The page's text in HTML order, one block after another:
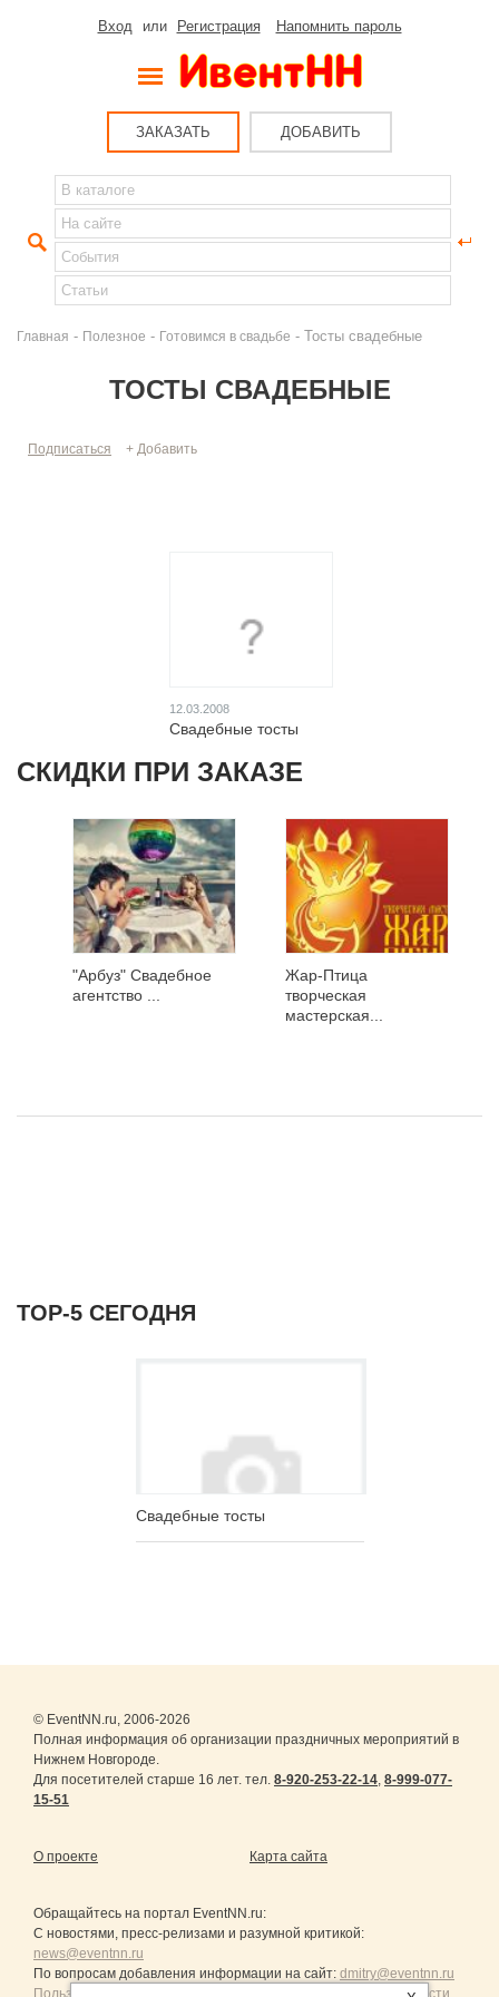
Вход или Регистрация Напомнить пароль
ЗАКАЗАТЬ ДОБАВИТЬ
Главная - Полезное - Готовимся в свадьбе - Тосты свадебные
ТОСТЫ СВАДЕБНЫЕ
Подписаться + Добавить
12.03.2008
Свадебные тосты
СКИДКИ ПРИ ЗАКАЗЕ
"Арбуз" Свадебное
агентство ...
Жар-Птица
творческая
мастерская...
ТОР-5 СЕГОДНЯ
Свадебные тосты
© EventNN.ru, 2006-2026
Полная информация об организации праздничных мероприятий в
Нижнем Новгороде.
Для посетителей старше 16 лет. тел. 8-920-253-22-14, 8-999-077-
15-51
О проекте Карта сайта
Обращайтесь на портал EventNN.ru:
С новостями, пресс-релизами и разумной критикой:
news@eventnn.ru
По вопросам добавления информации на сайт: dmitry@eventnn.ru
Пользовательское Соглашение и политика конфиденциальности